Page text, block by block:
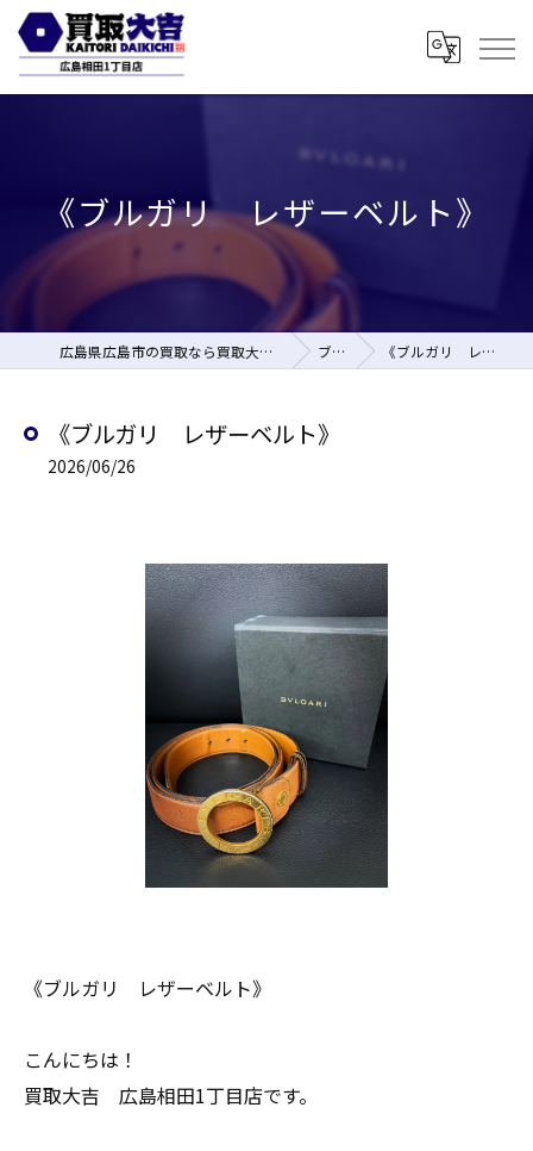
《ブルガリ レザーベルト》
広島県広島市の買取なら買取大吉 広島相田1丁目店 ブログ 《ブルガリ レザーベルト》
《ブルガリ レザーベルト》
2026/06/26
《ブルガリ レザーベルト》
こんにちは！
買取大吉 広島相田1丁目店です。